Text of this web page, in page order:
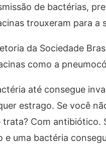
de bactérias,
trouxeram para a
da Sociedade
como a
até consegue
estrago. Se você
trata? Com antibiótico.
e uma bactéria